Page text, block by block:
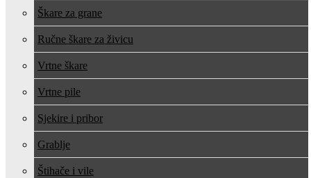
Škare za grane
Ručne škare za živicu
Vrtne škare
Vrtne pile
Sjekire i pribor
Grablje
Štihače i vile